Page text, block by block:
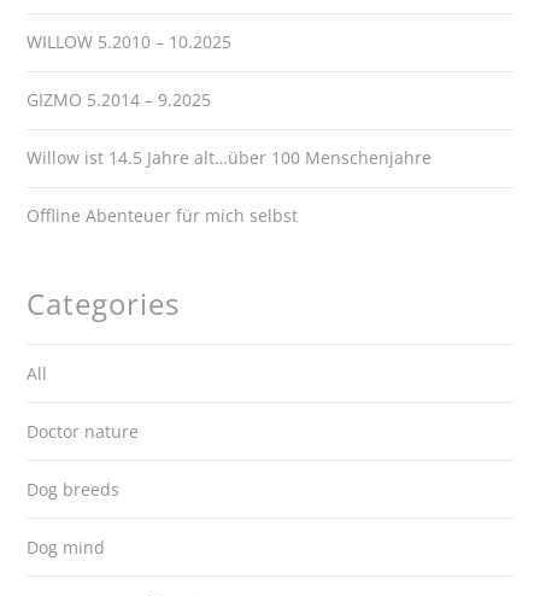
WILLOW 5.2010 – 10.2025
GIZMO 5.2014 – 9.2025
Willow ist 14.5 Jahre alt…über 100 Menschenjahre
Offline Abenteuer für mich selbst
Categories
All
Doctor nature
Dog breeds
Dog mind